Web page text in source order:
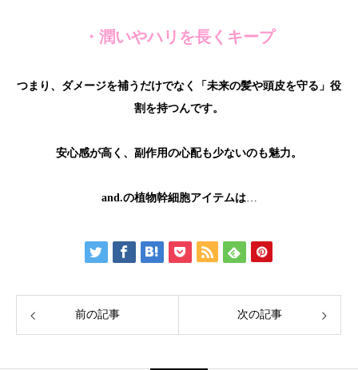
・潤いやハリを長くキープ
つまり、ダメージを補うだけでなく「未来の髪や頭皮を守る」役
割を持つんです。
安心感が高く、副作用の心配も少ないのも魅力。
and.の植物幹細胞アイテムは…
前の記事 次の記事